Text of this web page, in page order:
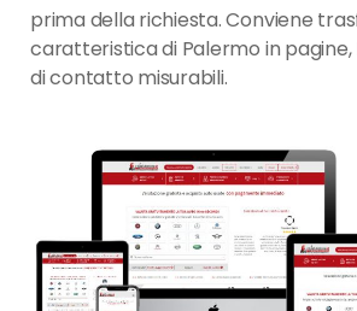
prima della richiesta. Conviene
caratteristica di Palermo in pagine,
di contatto misurabili.